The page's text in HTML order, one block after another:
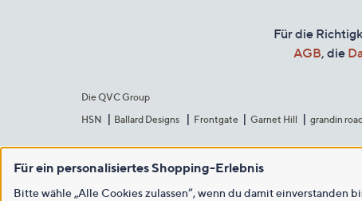
Für die
AGB, die
Die QVC Group
HSN
Ballard Designs Frontgate Garnet Hill grandin
Für ein personalisiertes Shopping-Erlebnis
Bitte wähle „Alle Cookies zulassen“, wenn du damit